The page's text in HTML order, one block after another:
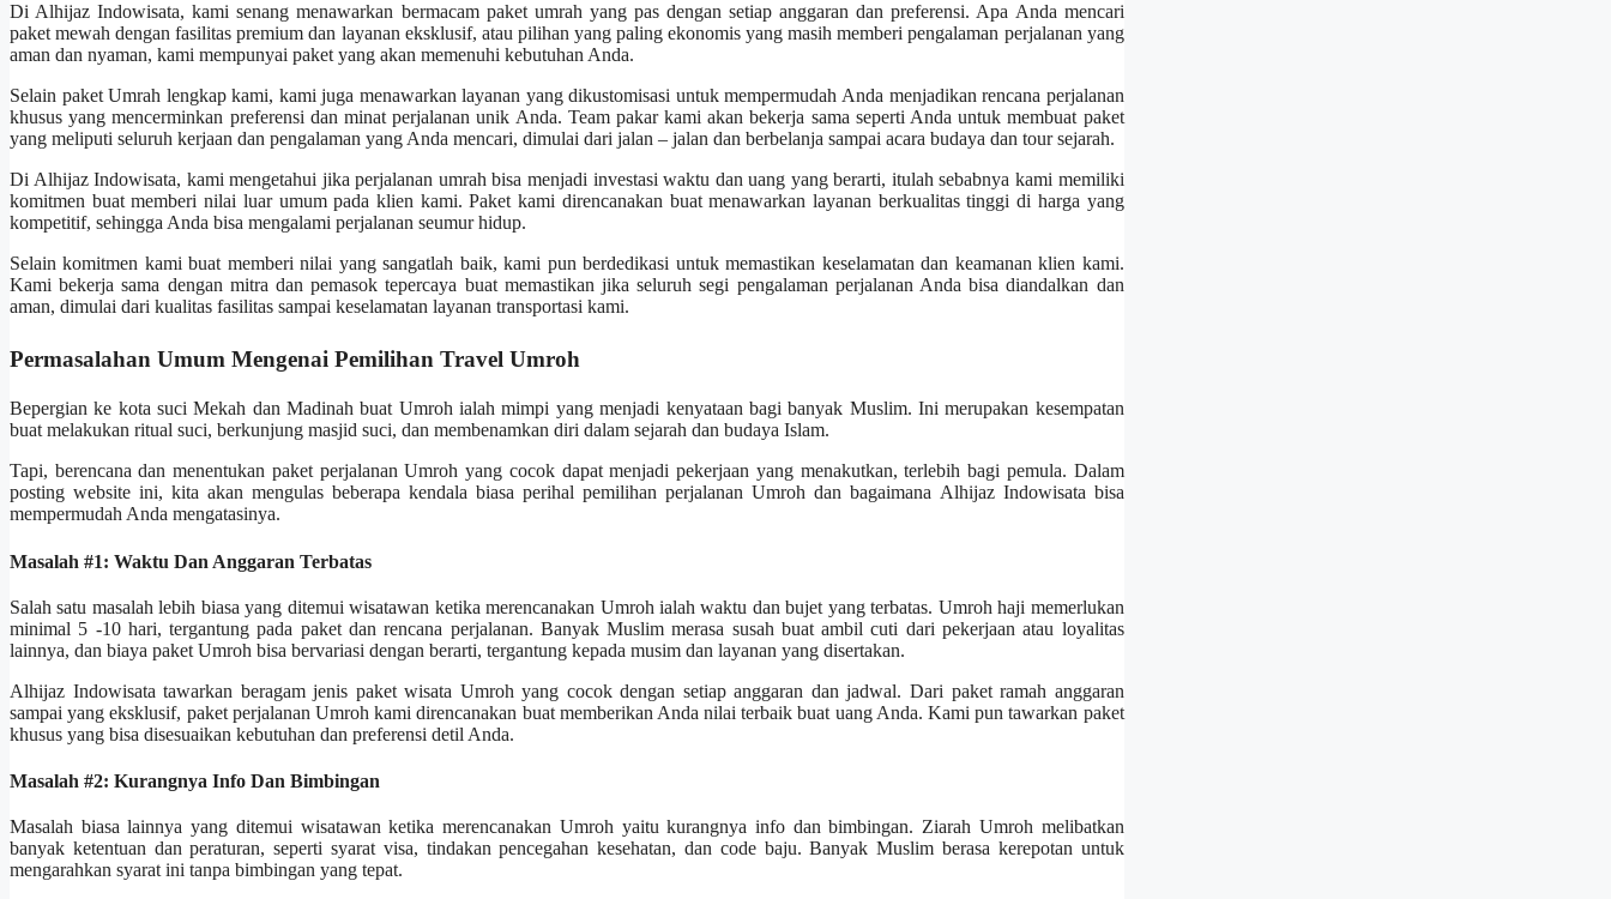
Di Alhijaz Indowisata, kami senang menawarkan bermacam paket umrah yang pas dengan setiap anggaran dan preferensi. Apa Anda mencari
paket mewah dengan fasilitas premium dan layanan eksklusif, atau pilihan yang paling ekonomis yang masih memberi pengalaman perjalanan yang
aman dan nyaman, kami mempunyai paket yang akan memenuhi kebutuhan Anda.
Selain paket Umrah lengkap kami, kami juga menawarkan layanan yang dikustomisasi untuk mempermudah Anda menjadikan rencana perjalanan
khusus yang mencerminkan preferensi dan minat perjalanan unik Anda. Team pakar kami akan bekerja sama seperti Anda untuk membuat paket
yang meliputi seluruh kerjaan dan pengalaman yang Anda mencari, dimulai dari jalan – jalan dan berbelanja sampai acara budaya dan tour sejarah.
Di Alhijaz Indowisata, kami mengetahui jika perjalanan umrah bisa menjadi investasi waktu dan uang yang berarti, itulah sebabnya kami memiliki
komitmen buat memberi nilai luar umum pada klien kami. Paket kami direncanakan buat menawarkan layanan berkualitas tinggi di harga yang
kompetitif, sehingga Anda bisa mengalami perjalanan seumur hidup.
Selain komitmen kami buat memberi nilai yang sangatlah baik, kami pun berdedikasi untuk memastikan keselamatan dan keamanan klien kami.
Kami bekerja sama dengan mitra dan pemasok tepercaya buat memastikan jika seluruh segi pengalaman perjalanan Anda bisa diandalkan dan
aman, dimulai dari kualitas fasilitas sampai keselamatan layanan transportasi kami.
Permasalahan Umum Mengenai Pemilihan Travel Umroh
Bepergian ke kota suci Mekah dan Madinah buat Umroh ialah mimpi yang menjadi kenyataan bagi banyak Muslim. Ini merupakan kesempatan
buat melakukan ritual suci, berkunjung masjid suci, dan membenamkan diri dalam sejarah dan budaya Islam.
Tapi, berencana dan menentukan paket perjalanan Umroh yang cocok dapat menjadi pekerjaan yang menakutkan, terlebih bagi pemula. Dalam
posting website ini, kita akan mengulas beberapa kendala biasa perihal pemilihan perjalanan Umroh dan bagaimana Alhijaz Indowisata bisa
mempermudah Anda mengatasinya.
Masalah #1: Waktu Dan Anggaran Terbatas
Salah satu masalah lebih biasa yang ditemui wisatawan ketika merencanakan Umroh ialah waktu dan bujet yang terbatas. Umroh haji memerlukan
minimal 5 -10 hari, tergantung pada paket dan rencana perjalanan. Banyak Muslim merasa susah buat ambil cuti dari pekerjaan atau loyalitas
lainnya, dan biaya paket Umroh bisa bervariasi dengan berarti, tergantung kepada musim dan layanan yang disertakan.
Alhijaz Indowisata tawarkan beragam jenis paket wisata Umroh yang cocok dengan setiap anggaran dan jadwal. Dari paket ramah anggaran
sampai yang eksklusif, paket perjalanan Umroh kami direncanakan buat memberikan Anda nilai terbaik buat uang Anda. Kami pun tawarkan paket
khusus yang bisa disesuaikan kebutuhan dan preferensi detil Anda.
Masalah #2: Kurangnya Info Dan Bimbingan
Masalah biasa lainnya yang ditemui wisatawan ketika merencanakan Umroh yaitu kurangnya info dan bimbingan. Ziarah Umroh melibatkan
banyak ketentuan dan peraturan, seperti syarat visa, tindakan pencegahan kesehatan, dan code baju. Banyak Muslim berasa kerepotan untuk
mengarahkan syarat ini tanpa bimbingan yang tepat.